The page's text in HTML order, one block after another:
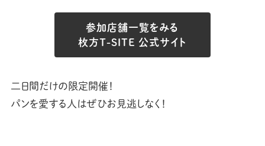
参加店舗一覧をみる
枚方Ｔ-SITE 公式サイト
二日間だけの限定開催！
パンを愛する人はぜひお見逃しなく！